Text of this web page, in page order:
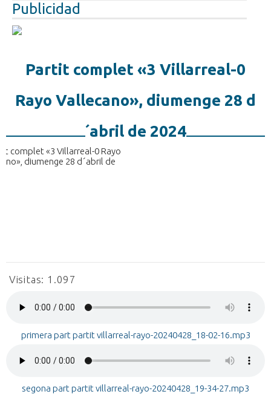
Publicidad
Partit complet «3 Villarreal-0
Rayo Vallecano», diumenge 28 d
´abril de 2024
Visitas: 1.097
primera part partit villarreal-rayo-20240428_18-02-16.mp3
segona part partit villarreal-rayo-20240428_19-34-27.mp3